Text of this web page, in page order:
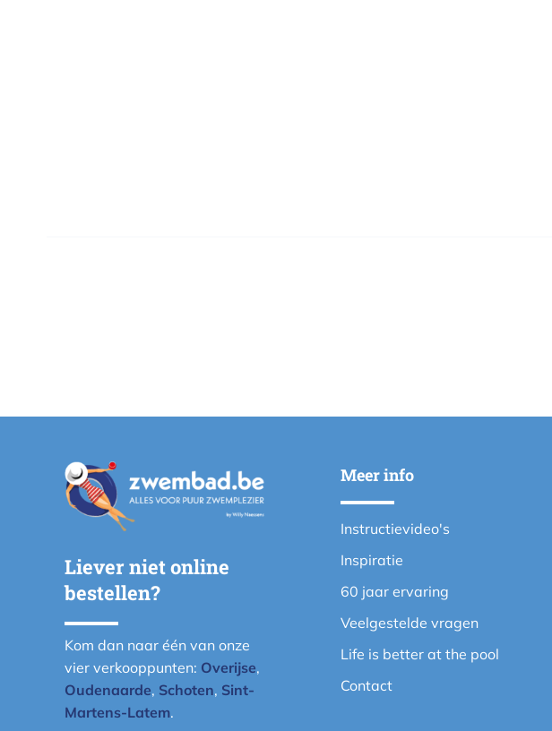
Liever niet online
bestellen?
Kom dan naar één van onze
vier verkooppunten: Overijse,
Oudenaarde, Schoten, Sint-
Martens-Latem.
Meer info
Instructievideo's
Inspiratie
60 jaar ervaring
Veelgestelde vragen
Life is better at the pool
Contact